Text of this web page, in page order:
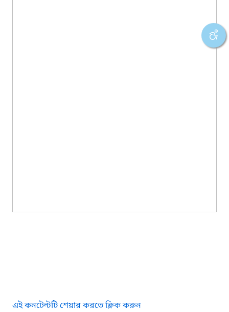
এই কনটেন্টটি শেয়ার করতে ক্লিক করুন